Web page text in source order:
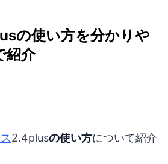
の使い方を分かりや
紹介
2.4plusの使い方について紹介